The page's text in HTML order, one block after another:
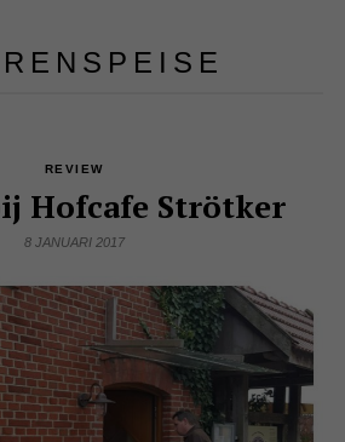
REVIEW
Hofcafe Strötker
8 JANUARI 2017